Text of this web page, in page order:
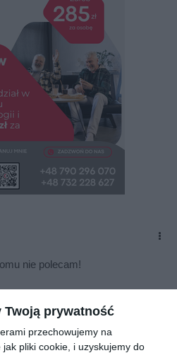
Twoją prywatność
przechowujemy na
pliki cookie, i uzyskujemy do
nie polecam!
można przejąć ten
powiedziała mi że chcą